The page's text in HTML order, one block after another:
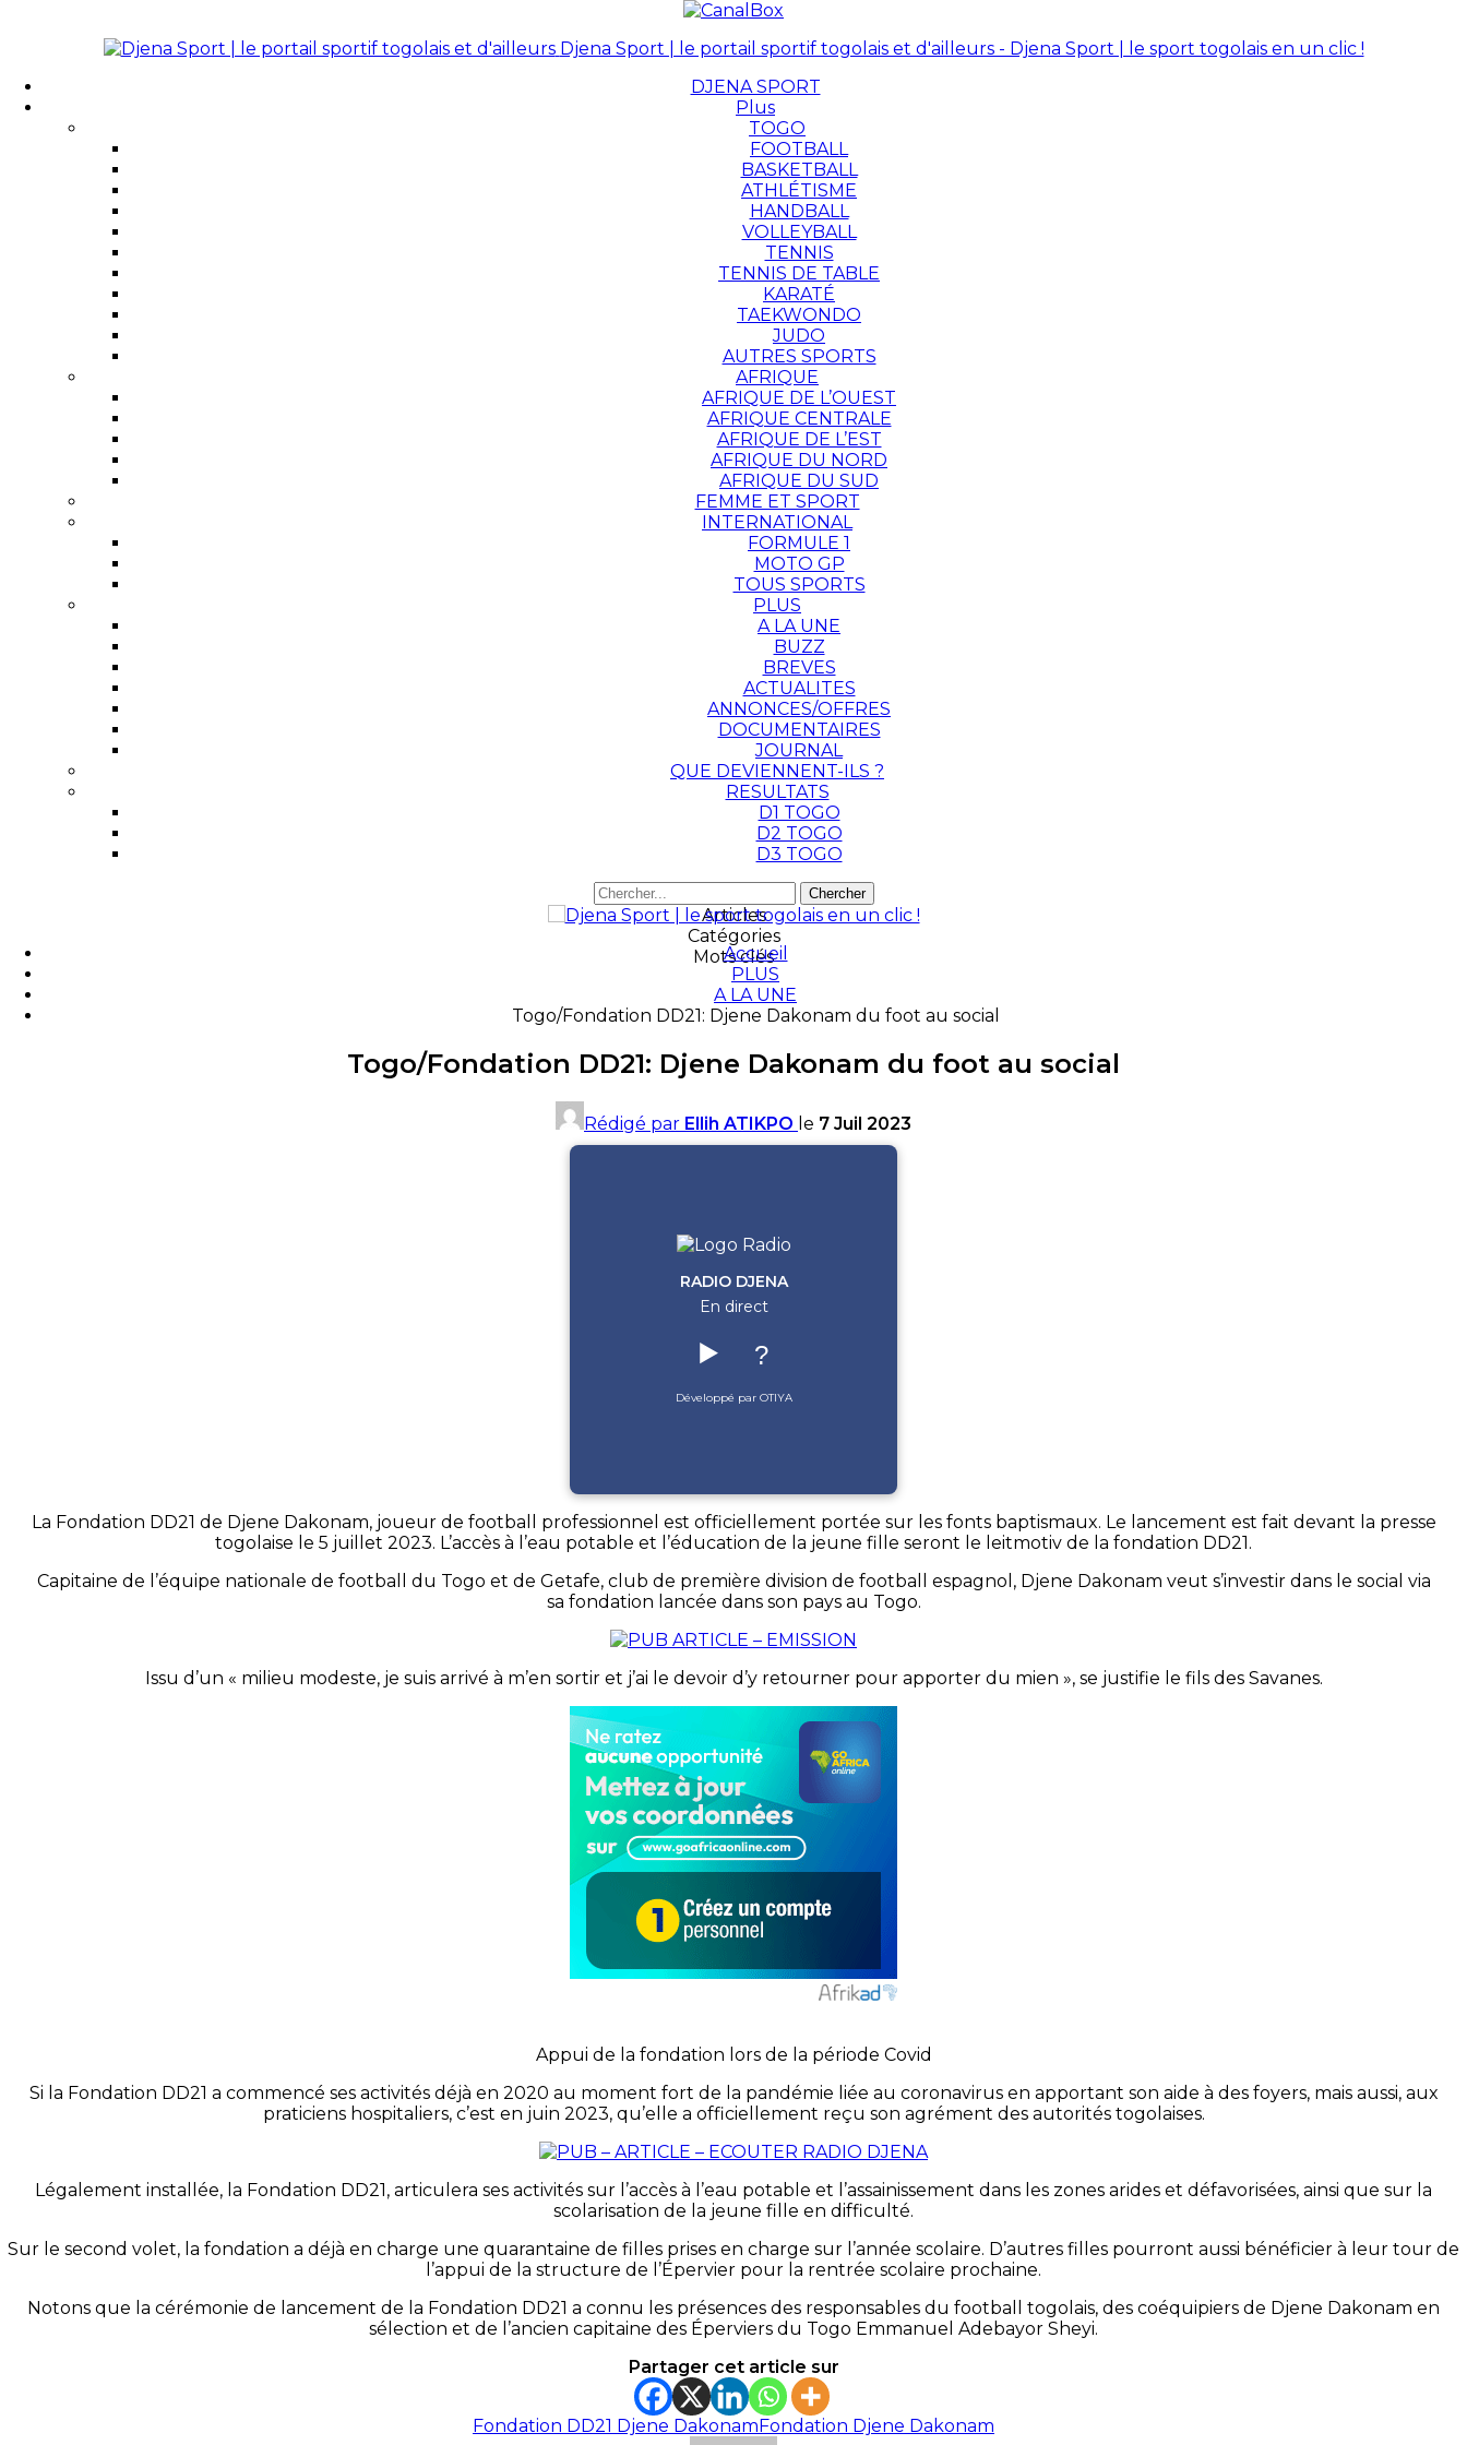
Djena Sport | le portail sportif togolais et d'ailleurs - Djena Sport | le sport togolais en un clic !
DJENA SPORT
Plus
TOGO
FOOTBALL
BASKETBALL
ATHLÉTISME
HANDBALL
VOLLEYBALL
TENNIS
TENNIS DE TABLE
KARATÉ
TAEKWONDO
JUDO
AUTRES SPORTS
AFRIQUE
AFRIQUE DE L’OUEST
AFRIQUE CENTRALE
AFRIQUE DE L’EST
AFRIQUE DU NORD
AFRIQUE DU SUD
FEMME ET SPORT
INTERNATIONAL
FORMULE 1
MOTO GP
TOUS SPORTS
PLUS
A LA UNE
BUZZ
BREVES
ACTUALITES
ANNONCES/OFFRES
DOCUMENTAIRES
JOURNAL
QUE DEVIENNENT-ILS ?
RESULTATS
D1 TOGO
D2 TOGO
D3 TOGO
Articles
Catégories
Mots clés
Accueil
PLUS
A LA UNE
Togo/Fondation DD21: Djene Dakonam du foot au social
Togo/Fondation DD21: Djene Dakonam du foot au social
Rédigé par Ellih ATIKPO le 7 Juil 2023
RADIO DJENA
En direct
▶️ ?
Développé par OTIYA
La Fondation DD21 de Djene Dakonam, joueur de football professionnel est officiellement portée sur les fonts baptismaux. Le lancement est fait devant la presse
togolaise le 5 juillet 2023. L’accès à l’eau potable et l’éducation de la jeune fille seront le leitmotiv de la fondation DD21.
Capitaine de l’équipe nationale de football du Togo et de Getafe, club de première division de football espagnol, Djene Dakonam veut s’investir dans le social via
sa fondation lancée dans son pays au Togo.
Issu d’un « milieu modeste, je suis arrivé à m’en sortir et j’ai le devoir d’y retourner pour apporter du mien », se justifie le fils des Savanes.
Appui de la fondation lors de la période Covid
Si la Fondation DD21 a commencé ses activités déjà en 2020 au moment fort de la pandémie liée au coronavirus en apportant son aide à des foyers, mais aussi, aux
praticiens hospitaliers, c’est en juin 2023, qu’elle a officiellement reçu son agrément des autorités togolaises.
Légalement installée, la Fondation DD21, articulera ses activités sur l’accès à l’eau potable et l’assainissement dans les zones arides et défavorisées, ainsi que sur la
scolarisation de la jeune fille en difficulté.
Sur le second volet, la fondation a déjà en charge une quarantaine de filles prises en charge sur l’année scolaire. D’autres filles pourront aussi bénéficier à leur tour de
l’appui de la structure de l’Épervier pour la rentrée scolaire prochaine.
Notons que la cérémonie de lancement de la Fondation DD21 a connu les présences des responsables du football togolais, des coéquipiers de Djene Dakonam en
sélection et de l’ancien capitaine des Éperviers du Togo Emmanuel Adebayor Sheyi.
Partager cet article sur
Fondation DD21 Djene DakonamFondation Djene Dakonam